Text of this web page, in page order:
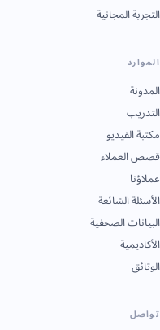
التجربة المجانية
الموارد
المدونة
التدريب
مكتبة الفيديو
قصص العملاء
عملاؤنا
الأسئلة الشائعة
البيانات الصحفية
الأكاديمية
الوثائق
تواصل